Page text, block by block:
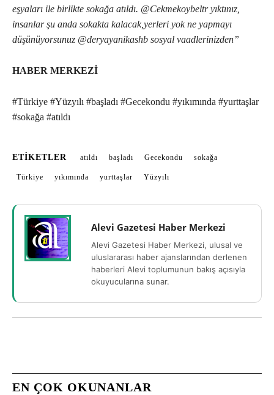
eşyaları ile birlikte sokağa atıldı. @Cekmekoybeltr yıktınız,
insanlar şu anda sokakta kalacak,yerleri yok ne yapmayı
düşünüyorsunuz @deryayanikashb sosyal vaadlerinizden”
HABER MERKEZİ
#Türkiye #Yüzyılı #başladı #Gecekondu #yıkımında #yurttaşlar
#sokağa #atıldı
ETIKETLER atıldı başladı Gecekondu sokağa
Türkiye yıkımında yurttaşlar Yüzyılı
Alevi Gazetesi Haber Merkezi
Alevi Gazetesi Haber Merkezi, ulusal ve
uluslararası haber ajanslarından derlenen
haberleri Alevi toplumunun bakış açısıyla
okuyucularına sunar.
EN ÇOK OKUNANLAR